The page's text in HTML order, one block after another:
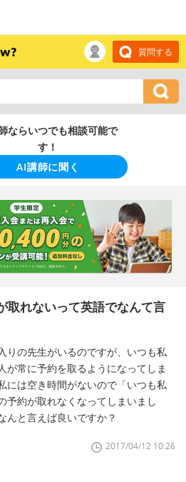
質問する
ならいつでも相談可能で
す！
AI講師に聞く
取れないって英語でなんて言
りの先生がいるのですが、いつも私
が常に予約を取るようになってしま
には空き時間がないので「いつも私
予約が取れなくなってしまいまし
んと言えば良いですか？
2017/04/12 10:26